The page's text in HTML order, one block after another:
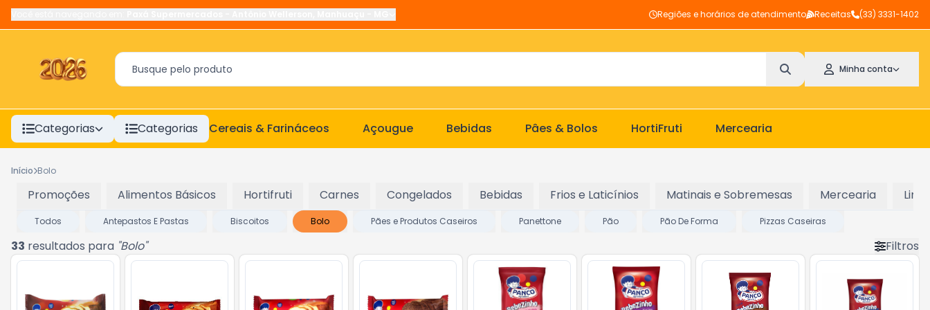
Regiões e horários de atendimento Receitas (33) 3331-1402
Minha conta
Categorias Categorias Cereais & Farináceos Açougue Bebidas Pâes & Bolos HortiFruti Mercearia
Início Bolo
Promoções Alimentos Básicos Hortifruti Carnes Congelados Bebidas Frios e Laticínios Matinais e Sobremesas Mercearia
Todos Antepastos E Pastas Biscoitos Bolo Pães e Produtos Caseiros Panettone Pão Pão De Forma Pizzas Caseiras
33 resultados para "Bolo" Filtros